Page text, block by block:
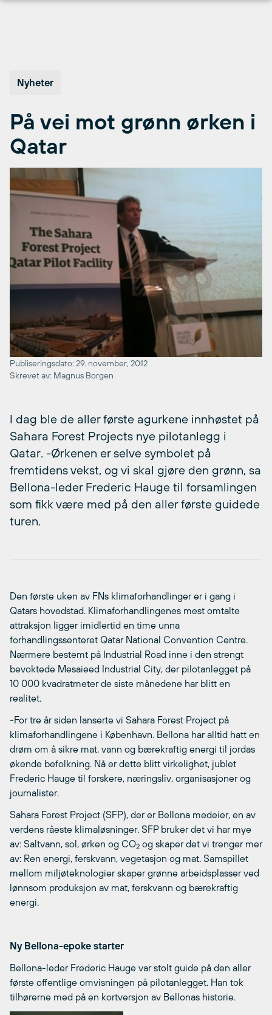
Nyheter
På vei mot grønn ørken i
Qatar
Publiseringsdato: 29. november, 2012
Skrevet av: Magnus Borgen
I dag ble de aller første agurkene innhøstet på
Sahara Forest Projects nye pilotanlegg i
Qatar. -Ørkenen er selve symbolet på
fremtidens vekst, og vi skal gjøre den grønn, sa
Bellona-leder Frederic Hauge til forsamlingen
som fikk være med på den aller første guidede
turen.
Den første uken av FNs klimaforhandlinger er i gang i
Qatars hovedstad. Klimaforhandlingenes mest omtalte
attraksjon ligger imidlertid en time unna
forhandlingssenteret Qatar National Convention Centre.
Nærmere bestemt på Industrial Road inne i den strengt
bevoktede Mesaieed Industrial City, der pilotanlegget på
10 000 kvadratmeter de siste månedene har blitt en
realitet.
-For tre år siden lanserte vi Sahara Forest Project på
klimaforhandlingene i København. Bellona har alltid hatt en
drøm om å sikre mat, vann og bærekraftig energi til jordas
økende befolkning. Nå er dette blitt virkelighet, jublet
Frederic Hauge til forskere, næringsliv, organisasjoner og
journalister.
Sahara Forest Project (SFP), der er Bellona medeier, en av
verdens råeste klimaløsninger. SFP bruker det vi har mye
av: Saltvann, sol, ørken og CO2 og skaper det vi trenger mer
av: Ren energi, ferskvann, vegetasjon og mat. Samspillet
mellom miljøteknologier skaper grønne arbeidsplasser ved
lønnsom produksjon av mat, ferskvann og bærekraftig
energi.
Ny Bellona-epoke starter
Bellona-leder Frederic Hauge var stolt guide på den aller
første offentlige omvisningen på pilotanlegget. Han tok
tilhørerne med på en kortversjon av Bellonas historie.